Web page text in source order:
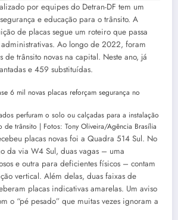
por equipes do Detran-DF tem um
e educação para o trânsito. A
de placas segue um roteiro que passa
Ao longo de 2022, foram
trânsito novas na capital. Neste ano, já
e 459 substituídas.
perfuram o solo ou calçadas para a instalação
de trânsito | Fotos: Tony Oliveira/Agência Brasília
placas novas foi a Quadra 514 Sul. No
da via W4 Sul, duas vagas – uma
e outra para deficientes físicos – contam
vertical. Além delas, duas faixas de
placas indicativas amarelas. Um aviso
o “pé pesado” que muitas vezes ignoram a